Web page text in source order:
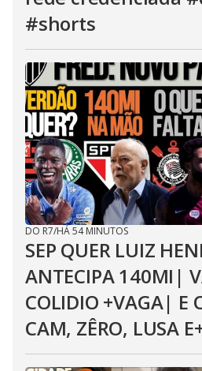
#shorts
DO R7/HÁ 54 MINUTOS
SEP QUER LUIZ
ANTECIPA 140MI|
COLIDIO +VAGA| E
CAM, ZÊRO, LUSA